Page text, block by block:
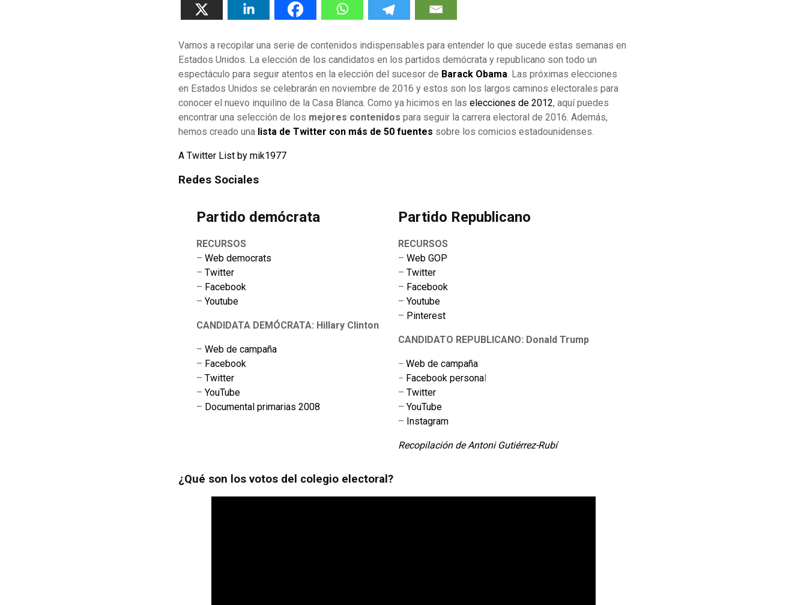
Vamos a recopilar una serie de contenidos indispensables para entender lo que sucede estas semanas en
Estados Unidos. La elección de los candidatos en los partidos demócrata y republicano son todo un
espectáculo para seguir atentos en la elección del sucesor de Barack Obama . Las próximas elecciones
en Estados Unidos se celebrarán en noviembre de 2016 y estos son los largos caminos electorales para
conocer el nuevo inquilino de la Casa Blanca. Como ya hicimos en las elecciones de 2012, aquí puedes
encontrar una selección de los mejores contenidos para seguir la carrera electoral de 2016. Además,
hemos creado una lista de Twitter con más de 50 fuentes sobre los comicios estadounidenses.
A Twitter List by mik1977
Redes Sociales
Partido demócrata
RECURSOS
–Web democrats
–Twitter
– Facebook
–Youtube
CANDIDATA DEMÓCRATA: Hillary Clinton
–Web de campaña
– Facebook
–Twitter
–YouTube
– Documental primarias 2008
Partido Republicano
RECURSOS
–Web GOP
–Twitter
– Facebook
–Youtube
– Pinterest
CANDIDATO REPUBLICANO: Donald Trump
−Web de campaña
− Facebook personal
–Twitter
–YouTube
– Instagram
Recopilación de Antoni Gutiérrez-Rubí
¿Qué son los votos del colegio electoral?